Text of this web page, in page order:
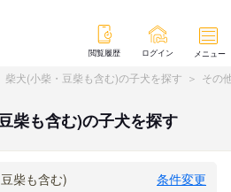
閲覧履歴 ログイン メニュー
柴犬(小柴・豆柴も含む)の子犬を探す その
柴も含む)の子犬を探す
条件変更